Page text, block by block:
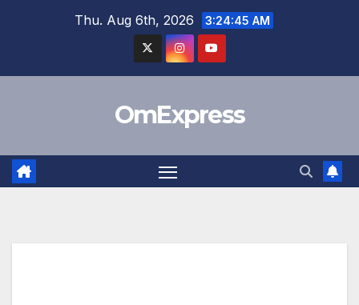
Thu. Aug 6th, 2026 3:24:46 AM
OmExpress